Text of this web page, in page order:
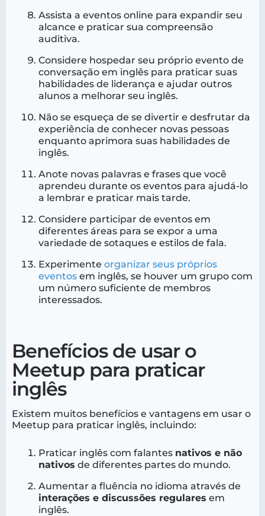
Assista a eventos online para expandir seu
alcance e praticar sua compreensão
auditiva.
Considere hospedar seu próprio evento de
conversação em inglês para praticar suas
habilidades de liderança e ajudar outros
alunos a melhorar seu inglês.
Não se esqueça de se divertir e desfrutar da
experiência de conhecer novas pessoas
enquanto aprimora suas habilidades de
inglês.
Anote novas palavras e frases que você
aprendeu durante os eventos para ajudá-lo
a lembrar e praticar mais tarde.
Considere participar de eventos em
diferentes áreas para se expor a uma
variedade de sotaques e estilos de fala.
Experimente organizar seus próprios
eventos em inglês, se houver um grupo com
um número suficiente de membros
interessados.
Benefícios de usar o
Meetup para praticar
inglês
Existem muitos benefícios e vantagens em usar o
Meetup para praticar inglês, incluindo:
Praticar inglês com falantes nativos e não
nativos de diferentes partes do mundo.
Aumentar a fluência no idioma através de
interações e discussões regulares em
inglês.